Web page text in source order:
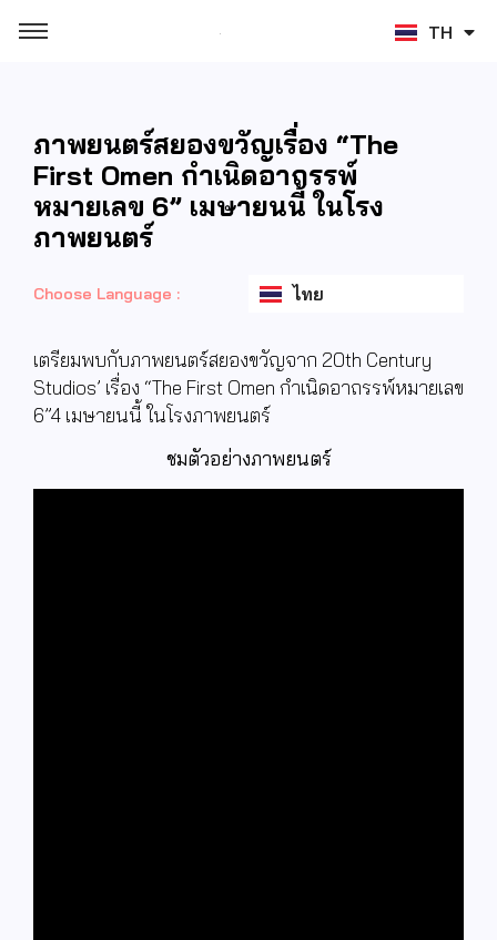
TH
ZH
ภาพยนตร์สยองขวัญเรื่อง “The
First Omen กำเนิดอาถรรพ์
หมายเลข 6” เมษายนนี้ ในโรง
ภาพยนตร์
Choose Language : ไทย
เตรียมพบกับภาพยนตร์สยองขวัญจาก 20th Century
Studios’ เรื่อง “The First Omen กำเนิดอาถรรพ์หมายเลข
6”4 เมษายนนี้ ในโรงภาพยนตร์
ชมตัวอย่างภาพยนตร์